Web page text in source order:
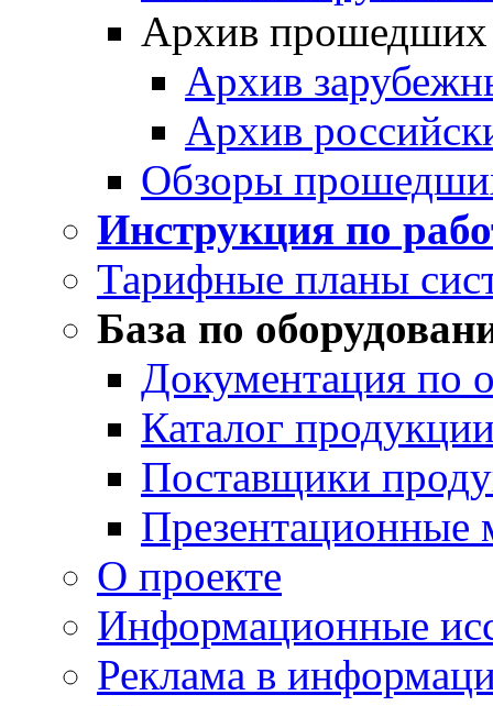
Архив прошедших
Архив
Архив
Обзоры
Инструкция по
Тарифные планы
База по
Документация по
Каталог
Поставщики
Презентационные
О проекте
Информационные
Реклама в